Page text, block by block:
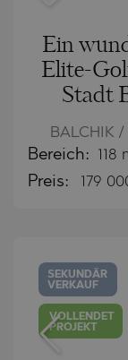
Ein
Elite-
Stadt
BALCHIK
Bereich: 118
Preis: 179
SEKUNDÄR
VERKAUF
VOLLENDET
PROJEKT